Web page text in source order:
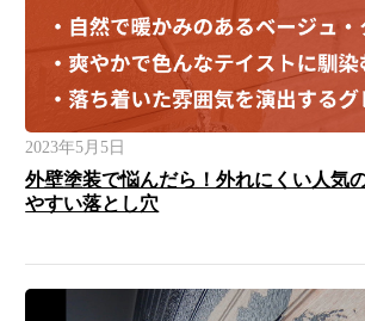
2023年5月5日
外壁塗装で悩んだら！外れにくい人気
やすい落とし穴